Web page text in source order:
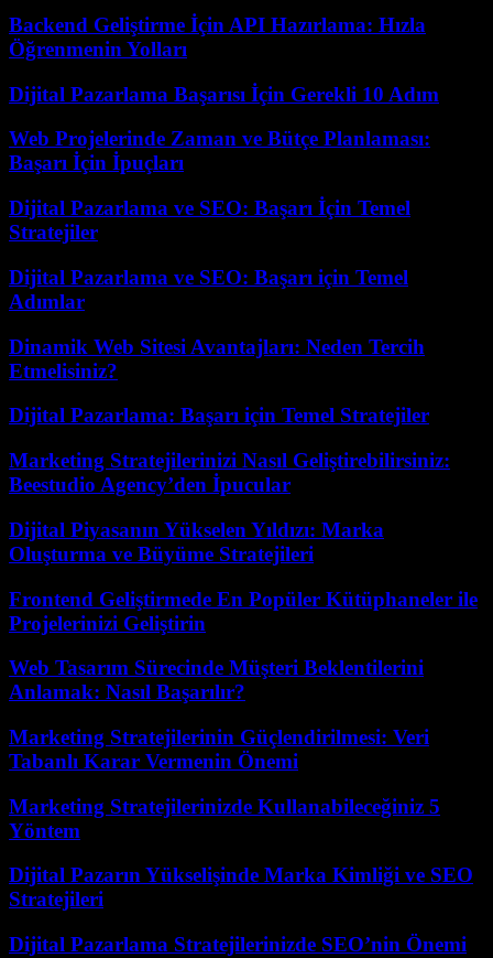
Backend Geliştirme İçin API Hazırlama: Hızla
Öğrenmenin Yolları
Dijital Pazarlama Başarısı İçin Gerekli 10 Adım
Web Projelerinde Zaman ve Bütçe Planlaması:
Başarı İçin İpuçları
Dijital Pazarlama ve SEO: Başarı İçin Temel
Stratejiler
Dijital Pazarlama ve SEO: Başarı için Temel
Adımlar
Dinamik Web Sitesi Avantajları: Neden Tercih
Etmelisiniz?
Dijital Pazarlama: Başarı için Temel Stratejiler
Marketing Stratejilerinizi Nasıl Geliştirebilirsiniz:
Beestudio Agency’den İpucular
Dijital Piyasanın Yükselen Yıldızı: Marka
Oluşturma ve Büyüme Stratejileri
Frontend Geliştirmede En Popüler Kütüphaneler ile
Projelerinizi Geliştirin
Web Tasarım Sürecinde Müşteri Beklentilerini
Anlamak: Nasıl Başarılır?
Marketing Stratejilerinin Güçlendirilmesi: Veri
Tabanlı Karar Vermenin Önemi
Marketing Stratejilerinizde Kullanabileceğiniz 5
Yöntem
Dijital Pazarın Yükselişinde Marka Kimliği ve SEO
Stratejileri
Dijital Pazarlama Stratejilerinizde SEO’nin Önemi